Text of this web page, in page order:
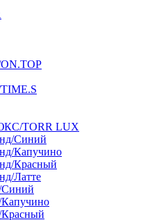
TORR LUX
Синий
Капучино
Красный
Латте
Синий